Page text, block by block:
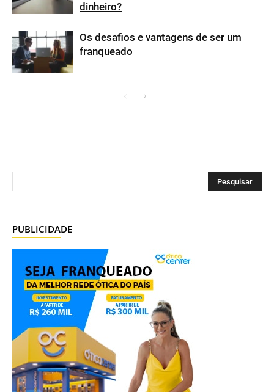
dinheiro?
Os desafios e vantagens de ser um
franqueado
PUBLICIDADE